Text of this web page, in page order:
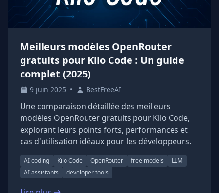
Meilleurs modèles OpenRouter
gratuits pour Kilo Code : Un guide
complet (2025)
9 juin 2025 • BestFreeAI
Une comparaison détaillée des meilleurs
modèles OpenRouter gratuits pour Kilo Code,
explorant leurs points forts, performances et
cas d'utilisation idéaux pour les développeurs.
AI coding Kilo Code OpenRouter free models
LLM
AI assistants
developer tools